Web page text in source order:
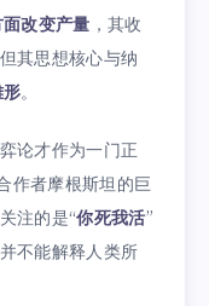
改变产量 ，其收
其思想核心与纳
。
论才作为一门正
作者摩根斯坦的巨
注的是“你死我活”
不能解释人类所